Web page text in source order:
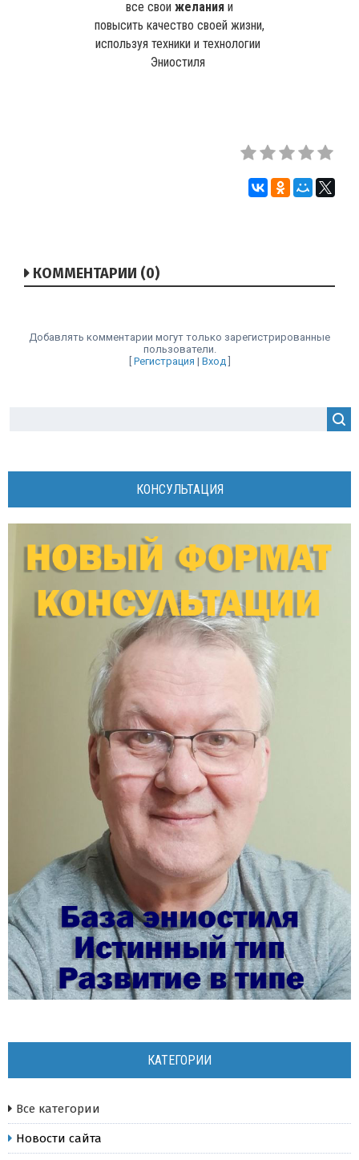
все свои желания и
повысить качество своей жизни,
используя техники и технологии
Эниостиля
КОММЕНТАРИИ (0)
Добавлять комментарии могут только зарегистрированные
пользователи.
Регистрация | Вход]
КОНСУЛЬТАЦИЯ
КАТЕГОРИИ
Все категории
Новости сайта